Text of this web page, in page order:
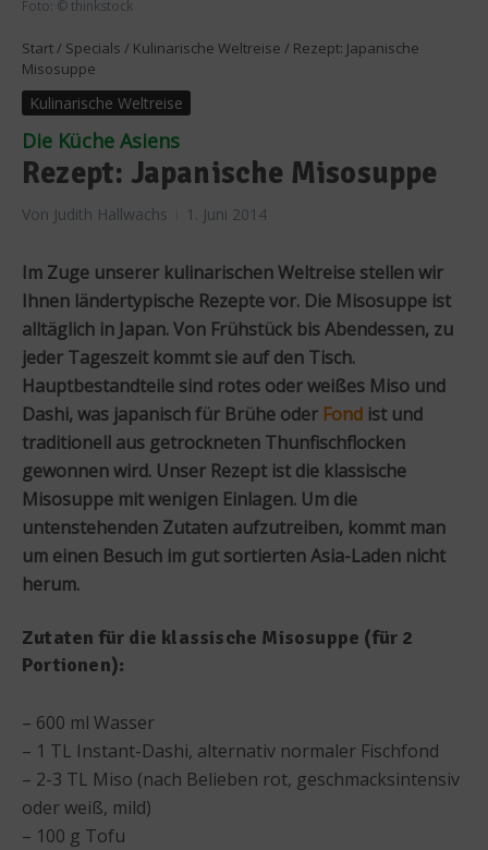
Foto: © thinkstock
Start / Specials / Kulinarische Weltreise / Rezept: Japanische
Misosuppe
Kulinarische Weltreise
Die Küche Asiens
Rezept: Japanische Misosuppe
Von Judith Hallwachs 1. Juni 2014
Im Zuge unserer kulinarischen Weltreise stellen wir
Ihnen ländertypische Rezepte vor. Die Misosuppe ist
alltäglich in Japan. Von Frühstück bis Abendessen, zu
jeder Tageszeit kommt sie auf den Tisch.
Hauptbestandteile sind rotes oder weißes Miso und
Dashi, was japanisch für Brühe oder Fond ist und
traditionell aus getrockneten Thunfischflocken
gewonnen wird. Unser Rezept ist die klassische
Misosuppe mit wenigen Einlagen. Um die
untenstehenden Zutaten aufzutreiben, kommt man
um einen Besuch im gut sortierten Asia-Laden nicht
herum.
Zutaten für die klassische Misosuppe (für 2
Portionen):
– 600 ml Wasser
– 1 TL Instant-Dashi, alternativ normaler Fischfond
– 2-3 TL Miso (nach Belieben rot, geschmacksintensiv
oder weiß, mild)
– 100 g Tofu